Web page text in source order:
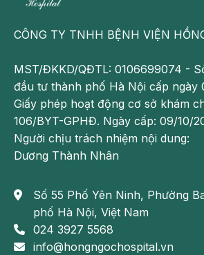
CÔNG TY TNHH BỆNH VIỆN
MST/ĐKKD/QĐTL: 0106699074 -
đầu tư thành phố Hà Nội cấp ngày
Giấy phép hoạt động cơ sở khám
106/BYT-GPHĐ. Ngày cấp: 09/10/
Người chịu trách nhiệm nội dung:
Dương Thành Nhân
Số 55 Phố Yên Ninh, Phường
phố Hà Nội, Việt Nam
024 3927 5568
info@hongngochospital.vn